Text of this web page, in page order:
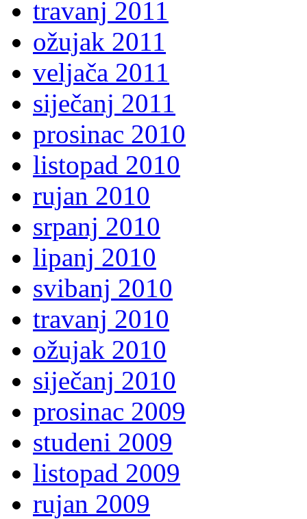
travanj 2011
ožujak 2011
veljača 2011
siječanj 2011
prosinac 2010
listopad 2010
rujan 2010
srpanj 2010
lipanj 2010
svibanj 2010
travanj 2010
ožujak 2010
siječanj 2010
prosinac 2009
studeni 2009
listopad 2009
rujan 2009